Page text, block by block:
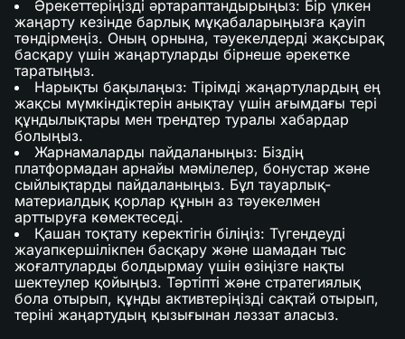
Әрекеттеріңізді әртараптандырыңыз: Бір үлкен
жаңарту кезінде барлық мұқабаларыңызға қауіп
төндірмеңіз. Оның орнына, тәуекелдерді жақсырақ
басқару үшін жаңартуларды бірнеше әрекетке
таратыңыз.
Нарықты бақылаңыз: Тірімді жаңартулардың ең
жақсы мүмкіндіктерін анықтау үшін ағымдағы тері
құндылықтары мен трендтер туралы хабардар
болыңыз.
Жарнамаларды пайдаланыңыз: Біздің
платформадан арнайы мәмілелер, бонустар және
сыйлықтарды пайдаланыңыз. Бұл тауарлық-
материалдық қорлар құнын аз тәуекелмен
арттыруға көмектеседі.
Қашан тоқтату керектігін біліңіз: Түгендеуді
жауапкершілікпен басқару және шамадан тыс
жоғалтуларды болдырмау үшін өзіңізге нақты
шектеулер қойыңыз. Тәртіпті және стратегиялық
бола отырып, құнды активтеріңізді сақтай отырып,
теріні жаңартудың қызығынан ләззат аласыз.